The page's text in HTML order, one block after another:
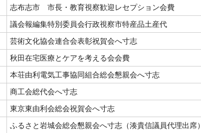
志布志市 市長・教育視察歓迎レセプション会費
議会報編集特別委員会行政視察市特産品土産代
芸術文化協会連合会表彰祝賀会へ寸志
秋田在宅医療とケアを考える会会費
本荘由利電気工事協同組合総会懇親会へ寸志
商工会総代会へ寸志
東京東由利会総会祝賀会へ寸志
ふるさと岩城会総会懇親会へ寸志（湊貴信議員代理出席）